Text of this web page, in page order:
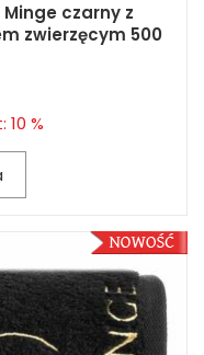
Minge czarny z
zwierzęcym 500
10 %